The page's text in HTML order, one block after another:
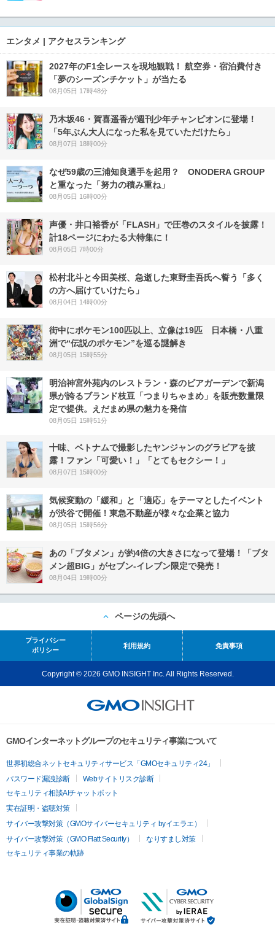
エンタメ | アクセスランキング
2027年のF1全レースを現地観戦！ 航空券・宿泊費付き
「夢のシーズンチケット」が当たる
08月05日 17時48分
乃木坂46・賀喜遥香が週刊少年チャンピオンに登場！
「5年ぶん大人になった私を見ていただけたら」
08月07日 18時00分
なぜ59歳の三浦知良選手を起用？ ONODERA GROUP
と重なった「努力の積み重ね」
08月05日 16時00分
声優・井口裕香が「FLASH」で圧巻のスタイルを披露！
計18ページにわたる大特集に！
08月05日 7時00分
松村北斗と今田美桜、急逝した東野圭吾氏へ誓う「多く
の方へ届けていけたら」
08月04日 14時00分
街中にポケモン100匹以上、立像は19匹 日本橋・八重
洲で“伝説のポケモン”を巡る謎解き
08月05日 15時55分
明治神宮外苑内のレストラン・森のビアガーデンで新潟
県が誇るブランド枝豆「つまりちゃまめ」を販売数量限
定で提供。えだまめ県の魅力を発信
08月05日 15時51分
十味、ベトナムで撮影したヤンジャンのグラビアを披
露！ファン「可愛い！」「とてもセクシー！」
08月07日 15時00分
気候変動の「緩和」と「適応」をテーマとしたイベント
が渋谷で開催！東急不動産が様々な企業と協力
08月05日 15時56分
あの「ブタメン」が約4倍の大きさになって登場！「ブタ
メン超BIG」がセブン‐イレブン限定で発売！
08月04日 19時00分
ページの先頭へ
プライバシー
ポリシー
利用規約 免責事項
Copyright © 2026 GMO INSIGHT Inc. All Rights Reserved.
GMOインターネットグループのセキュリティ事業について
世界初総合ネットセキュリティサービス「GMOセキュリティ24」
パスワード漏洩診断
Webサイトリスク診断
セキュリティ相談AIチャットボット
実在証明・盗聴対策
サイバー攻撃対策（GMOサイバーセキュリティ byイエラエ）
サイバー攻撃対策（GMO Flatt Security）
なりすまし対策
セキュリティ事業の軌跡